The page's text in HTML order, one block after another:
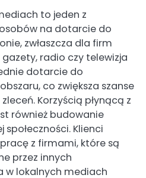
to jeden z
na dotarcie do
zwłaszcza dla firm
radio czy telewizja
dotarcie do
co zwiększa szanse
Korzyścią płynącą z
również budowanie
Klienci
z firmami, które są
przez innych
w lokalnych mediach